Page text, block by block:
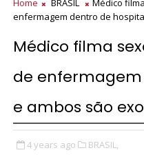
Home BRASIL
Médico
enfermagem dentro de
Médico filma
de
e ambos são
4 years ago BRASIL,